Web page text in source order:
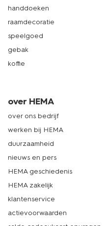
handdoeken
raamdecoratie
speelgoed
gebak
koffie
over HEMA
over ons bedrijf
werken bij HEMA
duurzaamheid
nieuws en pers
HEMA geschiedenis
HEMA zakelijk
klantenservice
actievoorwaarden